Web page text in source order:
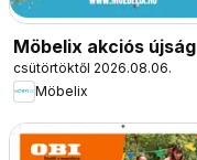
Möbelix akciós újság
csütörtöktől 2026.08.06.
Möbelix